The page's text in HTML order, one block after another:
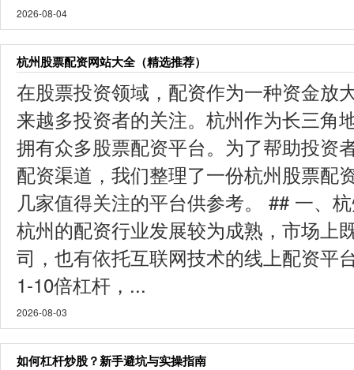
2026-08-04
杭州股票配资网站大全（精选推荐）
在股票投资领域，配资作为一种资金放
来越多投资者的关注。杭州作为长三角
拥有众多股票配资平台。为了帮助投资
配资渠道，我们整理了一份杭州股票配
几家值得关注的平台供参考。 ## 一、
杭州的配资行业发展较为成熟，市场上
司，也有依托互联网技术的线上配资平
1-10倍杠杆，...
2026-08-03
如何杠杆炒股？新手避坑与实操指南